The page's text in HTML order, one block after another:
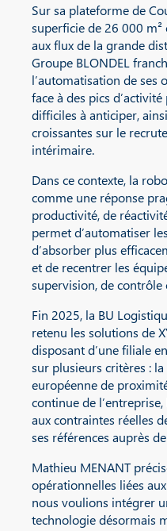
Sur sa plateforme de
superficie de 26 000
aux flux de la grande
Groupe BLONDEL
l’automatisation de ses
face à des pics
difficiles à anticiper,
croissantes sur le
intérimaire.
Dans ce contexte, la
comme une réponse
productivité, de
permet d’automatiser
d’absorber plus
et de recentrer les
supervision, de contrôle
Fin 2025, la BU
retenu les solutions de
disposant d’une filiale
sur plusieurs critères :
européenne de
continue de
aux contraintes réelles
ses références auprès
Mathieu MENANT
opérationnelles liées
nous voulions intégrer
technologie désormais